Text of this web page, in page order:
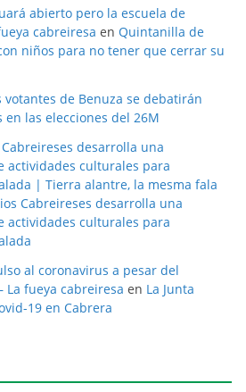
abierto pero la escuela de
cabreiresa en Quintanilla de
niños para no tener que cerrar su
votantes de Benuza se debatirán
las elecciones del 26M
desarrolla una
actividades culturales para
| Tierra alantre, la mesma fala
Cabreireses desarrolla una
actividades culturales para
al coronavirus a pesar del
La fueya cabreiresa en La Junta
19 en Cabrera